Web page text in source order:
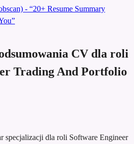
- “20+ Resume Summary
CV dla roli
Trading And Portfolio
specjalizacji dla roli Software Engineer